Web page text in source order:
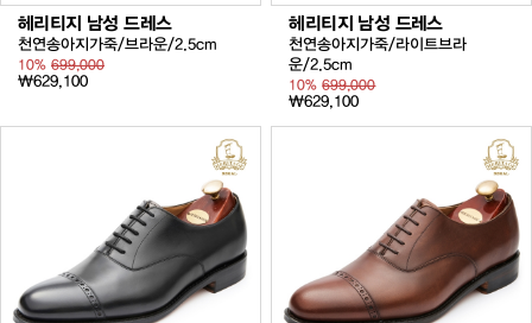
헤리티지 남성 드레스
천연송아지가죽/브라운/2.5cm
10% 699,000
₩629,100
헤리티지 남성 드레스
천연송아지가죽/라이트브라
운/2.5cm
10%699,000
₩629,100